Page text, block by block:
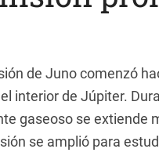
de Juno comenzó
interior de Júpiter.
gaseoso se extiende
se amplió para